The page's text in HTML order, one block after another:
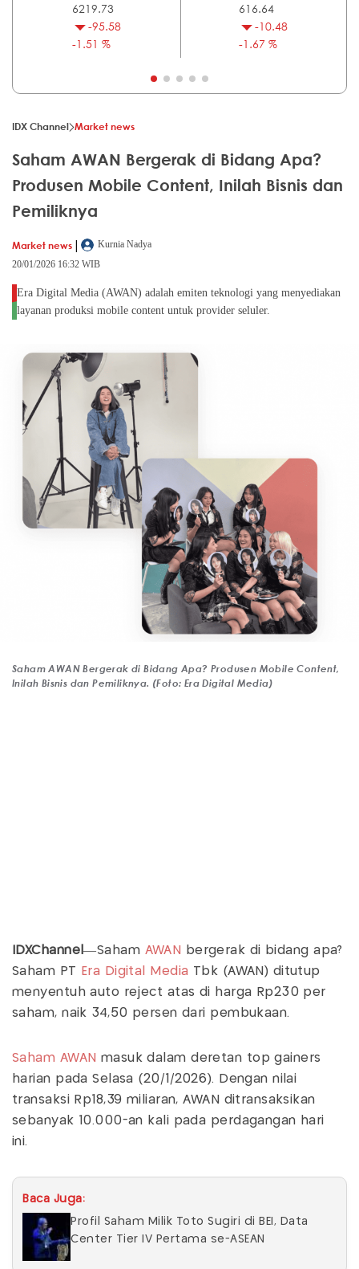
6219.73
-95.58
-1.51 %
616.64
-10.48
-1.67 %
IDX Channel Market news
Saham AWAN Bergerak di Bidang Apa?
Produsen Mobile Content, Inilah Bisnis dan
Pemiliknya
Market news |
Kurnia Nadya
20/01/2026 16:32 WIB
Era Digital Media (AWAN) adalah emiten teknologi yang menyediakan
layanan produksi mobile content untuk provider seluler.
Saham AWAN Bergerak di Bidang Apa? Produsen Mobile Content,
Inilah Bisnis dan Pemiliknya. (Foto: Era Digital Media)
IDXChannel—Saham AWAN
bergerak di bidang apa?
Saham PT
Era Digital Media Tbk (AWAN) ditutup
menyentuh auto reject atas di harga Rp230 per
saham, naik 34,50 persen dari pembukaan.
Saham AWAN masuk dalam deretan top gainers
harian pada Selasa (20/1/2026). Dengan nilai
transaksi Rp18,39 miliaran, AWAN ditransaksikan
sebanyak 10.000-an kali pada perdagangan hari
ini.
Baca Juga:
Profil Saham Milik Toto Sugiri di BEI, Data
Center Tier IV Pertama se-ASEAN